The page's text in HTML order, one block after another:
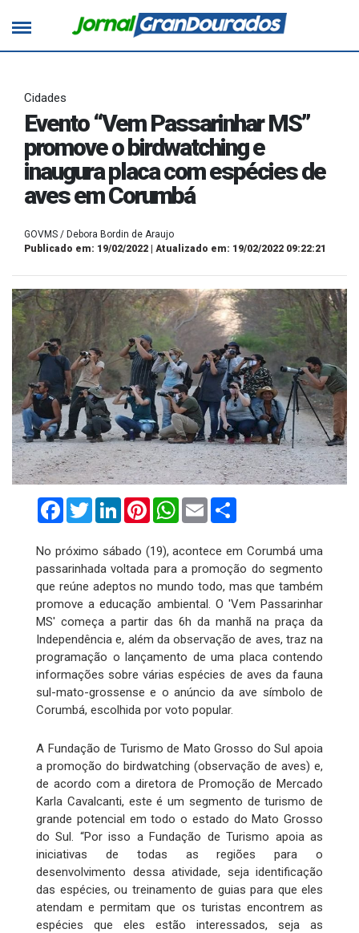
Cidades
Evento “Vem Passarinhar MS”
promove o birdwatching e
inaugura placa com espécies de
aves em Corumbá
GOVMS / Debora Bordin de Araujo
Publicado em: 19/02/2022 | Atualizado em: 19/02/2022 09:22:21
FacebookTwitterLinkedInPinterestWhatsApp
Email
No próximo sábado (19), acontece em Corumbá uma
passarinhada voltada para a promoção do segmento
que reúne adeptos no mundo todo, mas que também
promove a educação ambiental. O 'Vem Passarinhar
MS' começa a partir das 6h da manhã na praça da
Independência e, além da observação de aves, traz na
programação o lançamento de uma placa contendo
informações sobre várias espécies de aves da fauna
sul-mato-grossense e o anúncio da ave símbolo de
Corumbá, escolhida por voto popular.
A Fundação de Turismo de Mato Grosso do Sul apoia
a promoção do birdwatching (observação de aves) e,
de acordo com a diretora de Promoção de Mercado
Karla Cavalcanti, este é um segmento de turismo de
grande potencial em todo o estado do Mato Grosso
do Sul. “Por isso a Fundação de Turismo apoia as
iniciativas de todas as regiões para o
desenvolvimento dessa atividade, seja identificação
das espécies, ou treinamento de guias para que eles
atendam e permitam que os turistas encontrem as
espécies que eles estão interessados, seja as